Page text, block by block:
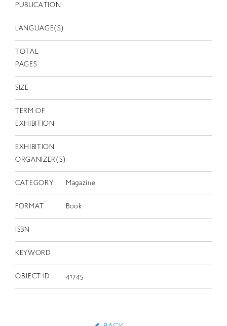
PUBLICATION
LANGUAGE(S)
TOTAL
PAGES
SIZE
TERM OF
EXHIBITION
EXHIBITION
ORGANIZER(S)
CATEGORY Magazine
FORMAT Book
ISBN
KEYWORD
OBJECT ID 41745